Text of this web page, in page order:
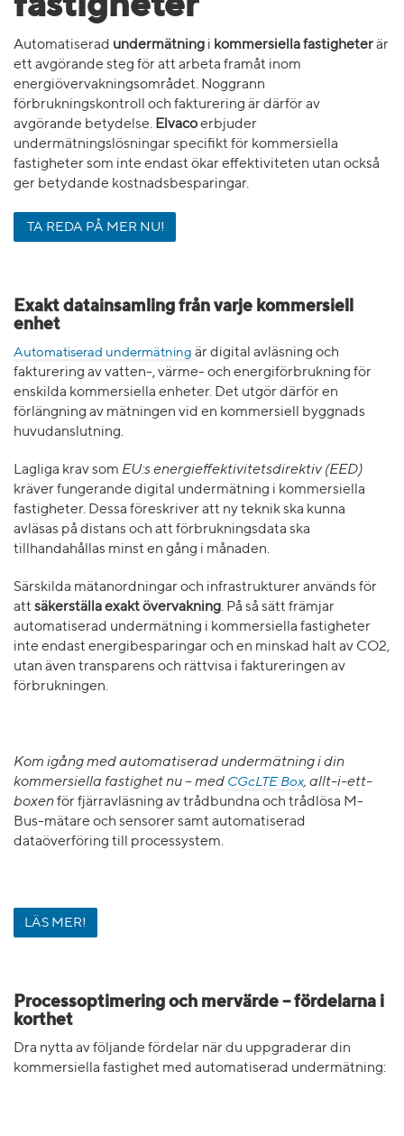
Automatiserad undermätning i kommersiella fastigheterär
ett avgörande steg för att arbeta framåt inom
energiövervakningsområdet. Noggrann
förbrukningskontroll och fakturering är därför av
avgörande betydelse. Elvacoerbjuder
undermätningslösningar specifikt för kommersiella
fastigheter som inte endast ökar effektiviteten utan också
ger betydande kostnadsbesparingar.
TA REDA PÅ MER NU!
Exakt datainsamling från varje kommersiell
enhet
Automatiserad undermätning är digital avläsning och
fakturering av vatten-, värme- och energiförbrukning för
enskilda kommersiella enheter. Det utgör därför en
förlängning av mätningen vid en kommersiell byggnads
huvudanslutning.
Lagliga krav som EU:s energieffektivitetsdirektiv (EED)
kräver fungerande digital undermätning i kommersiella
fastigheter. Dessa föreskriver att ny teknik ska kunna
avläsas på distans och att förbrukningsdata ska
tillhandahållas minst en gång i månaden.
Särskilda mätanordningar och infrastrukturer används för
att säkerställa exakt övervakning. På så sätt främjar
automatiserad undermätning i kommersiella fastigheter
inte endast energibesparingar och en minskad halt av CO2,
utan även transparens och rättvisa i faktureringen av
förbrukningen.
Kom igång med automatiserad undermätning i din
kommersiella fastighet nu – med CGcLTE Box, allt-i-ett-
boxenför fjärravläsning av trådbundna och trådlösa M-
Bus-mätare och sensorer samt automatiserad
dataöverföring till processystem.
LÄS MER!
Processoptimering och mervärde – fördelarna i
korthet
Dra nytta av följande fördelar när du uppgraderar din
kommersiella fastighet med automatiserad undermätning: